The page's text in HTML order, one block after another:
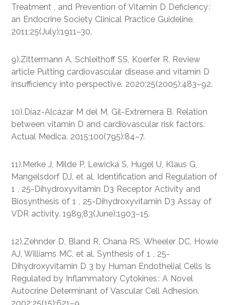
Treatment , and Prevention of Vitamin D Deficiency :
an Endocrine Society Clinical Practice Guideline.
2011;25(July):1911–30.
9).Zittermann A, Schleithoff SS, Koerfer R. Review
article Putting cardiovascular disease and vitamin D
insufficiency into perspective. 2020;25(2005):483–92.
10).Díaz-Alcázar M del M, Gil-Extremera B. Relation
between vitamin D and cardiovascular risk factors.
Actual Medica. 2015;100(795):84–7.
11).Merke J, Milde P, Lewicka S, Hugel U, Klaus G,
Mangelsdorf DJ, et al. Identification and Regulation of
1 , 25-Dihydroxyvitamin D3 Receptor Activity and
Biosynthesis of 1 , 25-Dihydroxyvitamin D3 Assay of
VDR activity. 1989;83(June):1903–15.
12).Zehnder D, Bland R, Chana RS, Wheeler DC, Howie
AJ, Williams MC, et al. Synthesis of 1 , 25-
Dihydroxyvitamin D 3 by Human Endothelial Cells Is
Regulated by Inflammatory Cytokines : A Novel
Autocrine Determinant of Vascular Cell Adhesion.